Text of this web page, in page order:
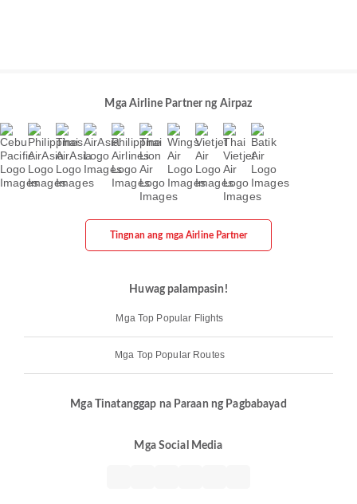
Mga Airline Partner ng Airpaz
Tingnan ang mga Airline Partner
Huwag palampasin!
Mga Top Popular Flights
Mga Top Popular Routes
Mga Tinatanggap na Paraan ng Pagbabayad
Mga Social Media